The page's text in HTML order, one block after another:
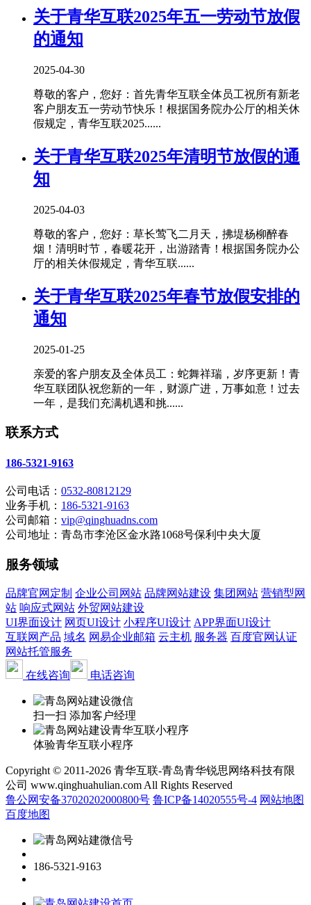
关于青华互联2025年五一劳动节放假
的通知
2025-04-30
尊敬的客户，您好：首先青华互联全体员工祝所有新老
客户朋友五一劳动节快乐！根据国务院办公厅的相关休
假规定，青华互联2025......
关于青华互联2025年清明节放假的通
知
2025-04-03
尊敬的客户，您好：草长莺飞二月天，拂堤杨柳醉春
烟！清明时节，春暖花开，出游踏青！根据国务院办公
厅的相关休假规定，青华互联......
关于青华互联2025年春节放假安排的
通知
2025-01-25
亲爱的客户朋友及全体员工：蛇舞祥瑞，岁序更新！青
华互联团队祝您新的一年，财源广进，万事如意！过去
一年，是我们充满机遇和挑......
联系方式
186-5321-9163
公司电话： 0532-80812129
业务手机： 186-5321-9163
公司邮箱： vip@qinghuadns.com
公司地址：青岛市李沧区金水路1068号保利中央大厦
服务领域
品牌官网定制 企业公司网站 品牌网站建设 集团网站 营销型网
站 响应式网站 外贸网站建设
UI界面设计 网页UI设计 小程序UI设计 APP界面UI设计
互联网产品 域名 网易企业邮箱 云主机 服务器 百度官网认证
网站托管服务
在线咨询
电话咨询
扫一扫 添加客户经理
体验青华互联小程序
Copyright © 2011-2026 青华互联-青岛青华锐思网络科技有限
公司 www.qinghuahulian.com All Rights Reserved
鲁公网安备37020202000800号 鲁ICP备14020555号-4 网站地图
百度地图
186-5321-9163